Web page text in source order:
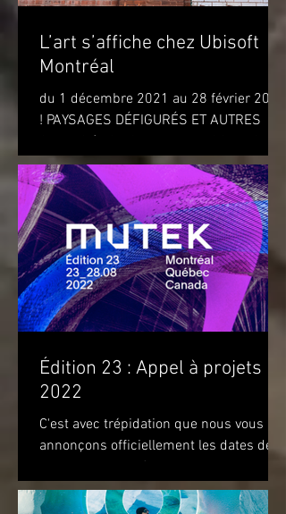
L’art s’affiche chez Ubisoft
Montréal
du 1 décembre 2021 au 28 février 2022
! PAYSAGES DÉFIGURÉS ET AUTRES
AND OTHER OBJECTS) de l'artiste...
Édition 23 : Appel à projets
2022
C'est avec trépidation que nous vous
annonçons officiellement les dates de
attendons du 22 au 28 août...